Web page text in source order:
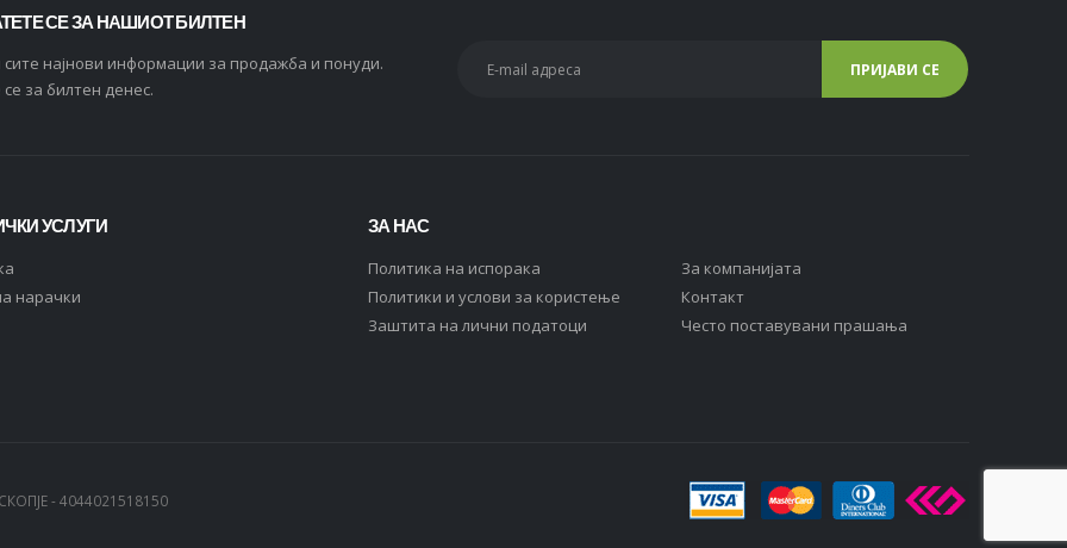
СЕ ЗА НАШИОТ БИЛТЕН
сите најнови информации за продажба и понуди.
за билтен денес.
УСЛУГИ
нарачки
ЗА НАС
Политика на испорака
Политики и услови за користење
Заштита на лични податоци
За компанијата
Контакт
Често поставувани прашања
- 4044021518150